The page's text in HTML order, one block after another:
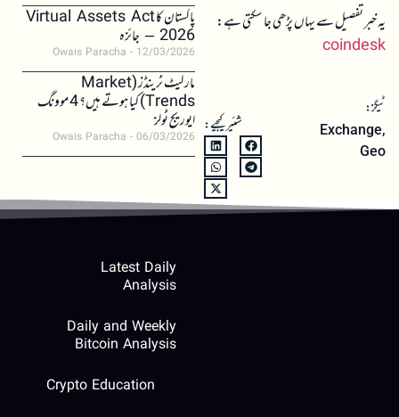
یہ خبر تفصیل سے یہاں پڑھی جا سکتی ہے:
coindesk
ٹیگز:
Exchange,
Geo
شئیر کیجیے:
پاکستان کا Virtual Assets Act
2026 – جائزہ
Owais Paracha 12/03/2026
مارکیٹ ٹرینڈز (Market
Trends) کیا ہوتے ہیں؟ 4 موونگ
ایوریج ٹولز
Owais Paracha 06/03/2026
Latest Daily
Analysis
Daily and Weekly
Bitcoin Analysis
Crypto Education